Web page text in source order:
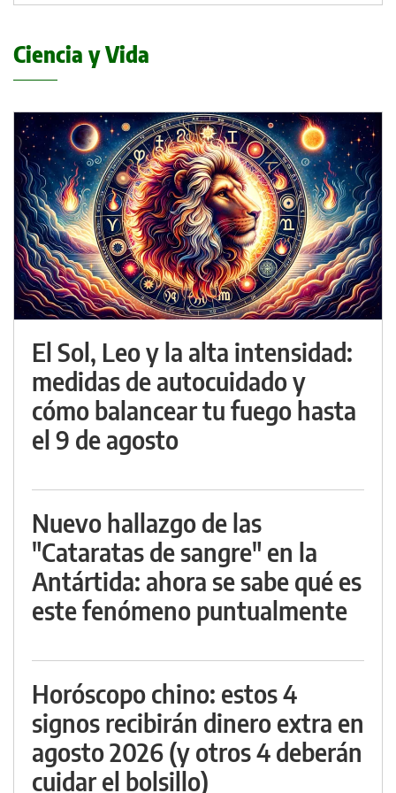
Ciencia y Vida
El Sol, Leo y la alta intensidad:
medidas de autocuidado y
cómo balancear tu fuego hasta
el 9 de agosto
Nuevo hallazgo de las
"Cataratas de sangre" en la
Antártida: ahora se sabe qué es
este fenómeno puntualmente
Horóscopo chino: estos 4
signos recibirán dinero extra en
agosto 2026 (y otros 4 deberán
cuidar el bolsillo)